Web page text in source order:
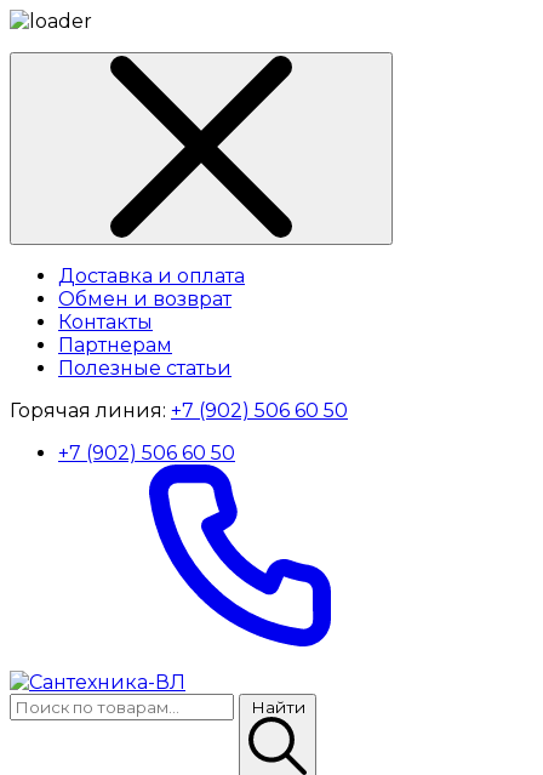
Доставка и оплата
Обмен и возврат
Контакты
Партнерам
Полезные статьи
Горячая линия: +7 (902) 506 60 50
+7 (902) 506 60 50
Найти